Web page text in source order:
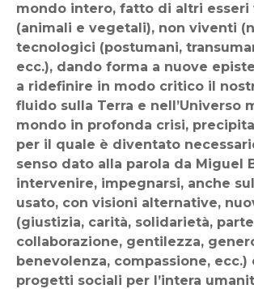
mondo intero, fatto di altri esseri
(animali e vegetali), non viventi
tecnologici (postumani,
ecc.), dando forma a nuove
a ridefinire in modo critico il
fluido sulla Terra e nell’Universo
mondo in profonda crisi,
per il quale è diventato
senso dato alla parola da Miguel
intervenire, impegnarsi, anche
usato, con visioni alternative,
(giustizia, carità, solidarietà,
collaborazione, gentilezza,
benevolenza, compassione, ecc.)
progetti sociali per l’intera